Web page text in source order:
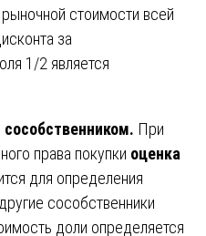
стоимости всей
за
1/2 является
При
права покупки оценка
для определения
сособственники
доли определяется